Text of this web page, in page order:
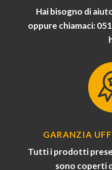
Hai bisogno di
oppure chiamaci:
GARANZIA
Tutti i prodotti
sono coperti